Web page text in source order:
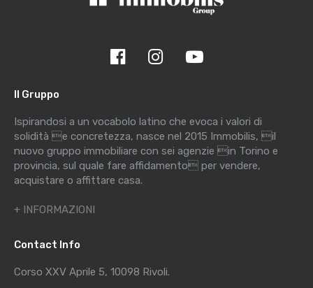
Il Gruppo
Ispirandosi a un vocabolo latino che evoca i valori di
solidità e concretezza, nasce nel 2015 Immobilis, il
nuovo gruppo immobiliare con sei agenzie in Torino e
provincia, sul quale fare affidamento per vendere,
acquistare o affittare casa.
+ INFORMAZIONI
Contact Info
Corso XXV Aprile 5, 10098 Rivoli.